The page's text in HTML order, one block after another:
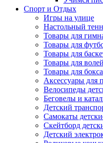
Спорт и Отдых
Игры на улице
Настольный
Товары для
Товары для
Товары для
Товары для
Товары для бокса
Аксессуары для
Велосипеды
Беговелы и
Детский
Самокаты
Скейтборд
Детский